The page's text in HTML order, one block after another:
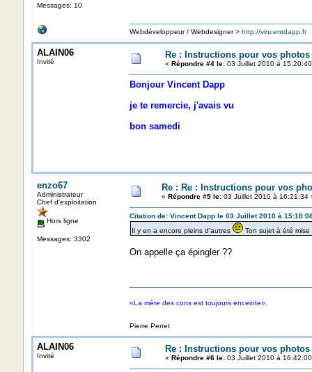
Messages: 10
Webdéveloppeur / Webdesigner > http://vincentdapp.fr
ALAIN06
Invité
Re : Instructions pour vos photos
« Répondre #4 le:03 Juillet 2010 à
Bonjour Vincent Dapp
je te remercie, j'avais vu
bon samedi
enzo67
Administrateur
Chef d'exploitation
Hors ligne
Messages: 3302
Re : Re : Instructions pour vos
« Répondre #5 le:03 Juillet 2010 à 16:21:34
Citation de: Vincent Dapp le 03 Juillet 2010 à
Il y en a encore pleins d'autres
Ton sujet à été mise
On appelle ça épingler ??
«La mère des cons est toujours enceinte».
Pierre Perret
ALAIN06
Invité
Re : Instructions pour vos photos
« Répondre #6 le:03 Juillet 2010 à